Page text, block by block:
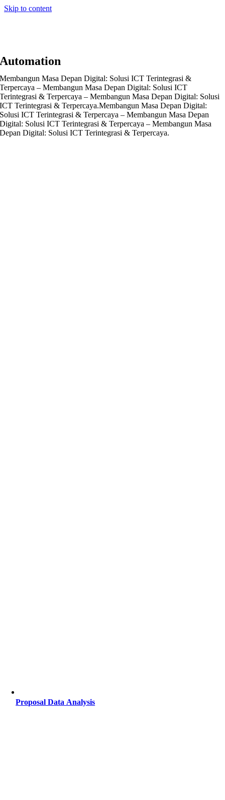
Skip to content
Automation
Membangun Masa Depan Digital: Solusi ICT Terintegrasi &
Terpercaya – Membangun Masa Depan Digital: Solusi ICT
Terintegrasi & Terpercaya – Membangun Masa Depan Digital: Solusi
ICT Terintegrasi & Terpercaya.Membangun Masa Depan Digital:
Solusi ICT Terintegrasi & Terpercaya – Membangun Masa Depan
Digital: Solusi ICT Terintegrasi & Terpercaya – Membangun Masa
Depan Digital: Solusi ICT Terintegrasi & Terpercaya.
Proposal Data Analysis